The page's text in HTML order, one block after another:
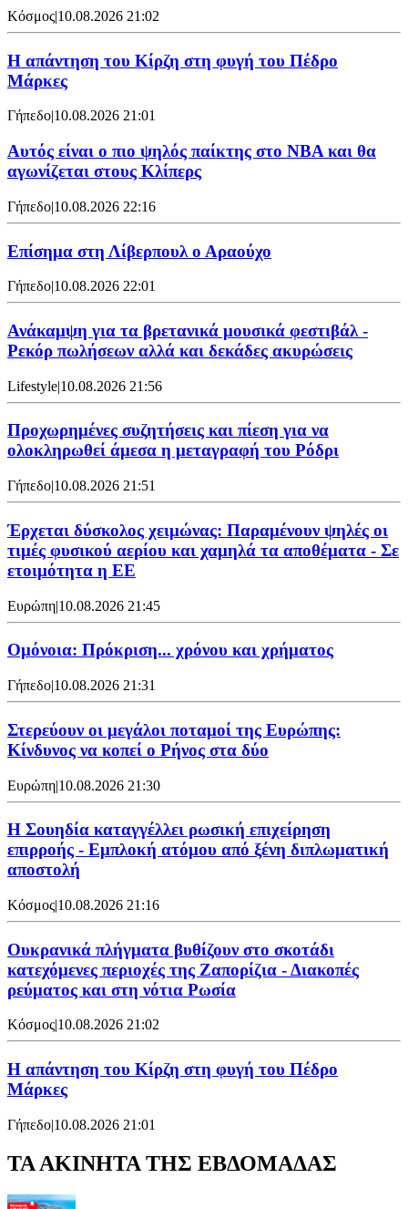
Κόσμος|10.08.2026 21:02
Η απάντηση του Κίρζη στη φυγή του Πέδρο
Μάρκες
Γήπεδο|10.08.2026 21:01
Αυτός είναι ο πιο ψηλός παίκτης στο NBA και θα
αγωνίζεται στους Κλίπερς
Γήπεδο|10.08.2026 22:16
Επίσημα στη Λίβερπουλ ο Αραούχο
Γήπεδο|10.08.2026 22:01
Ανάκαμψη για τα βρετανικά μουσικά φεστιβάλ -
Ρεκόρ πωλήσεων αλλά και δεκάδες ακυρώσεις
Lifestyle|10.08.2026 21:56
Προχωρημένες συζητήσεις και πίεση για να
ολοκληρωθεί άμεσα η μεταγραφή του Ρόδρι
Γήπεδο|10.08.2026 21:51
Έρχεται δύσκολος χειμώνας: Παραμένουν ψηλές οι
τιμές φυσικού αερίου και χαμηλά τα αποθέματα - Σε
ετοιμότητα η ΕΕ
Ευρώπη|10.08.2026 21:45
Ομόνοια: Πρόκριση... χρόνου και χρήματος
Γήπεδο|10.08.2026 21:31
Στερεύουν οι μεγάλοι ποταμοί της Ευρώπης:
Κίνδυνος να κοπεί ο Ρήνος στα δύο
Ευρώπη|10.08.2026 21:30
Η Σουηδία καταγγέλλει ρωσική επιχείρηση
επιρροής - Εμπλοκή ατόμου από ξένη διπλωματική
αποστολή
Κόσμος|10.08.2026 21:16
Ουκρανικά πλήγματα βυθίζουν στο σκοτάδι
κατεχόμενες περιοχές της Ζαπορίζια - Διακοπές
ρεύματος και στη νότια Ρωσία
Κόσμος|10.08.2026 21:02
Η απάντηση του Κίρζη στη φυγή του Πέδρο
Μάρκες
Γήπεδο|10.08.2026 21:01
ΤΑ ΑΚΙΝΗΤΑ ΤΗΣ ΕΒΔΟΜΑΔΑΣ